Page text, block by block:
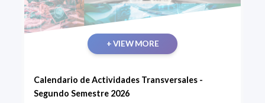
+ VIEW MORE
Calendario de Actividades Transversales -
Segundo Semestre 2026